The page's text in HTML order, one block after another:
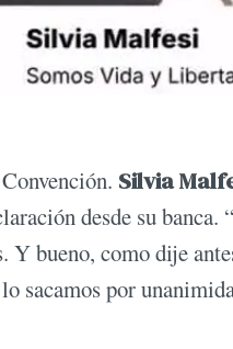
Silvia
desde su banca.
Y bueno, como dije
sacamos por